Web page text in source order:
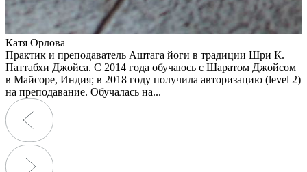
Катя Орлова
Практик и преподаватель Аштага йоги в традиции Шри К.
Паттабхи Джойса. C 2014 года обучаюсь с Шаратом Джойсом
в Майсоре, Индия; в 2018 году получила авторизацию (level 2)
на преподавание. Обучалась на...